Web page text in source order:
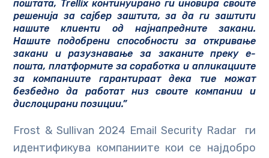
поштата, Trellix континуирано ги иновира своите
решенија за сајбер заштита, за да ги заштити
нашите клиенти од најнапредните закани.
Нашите подобрени способности за откривање
закани и разузнавање за заканите преку е-
пошта, платформите за соработка и апликациите
за компаниите гарантираат дека тие можат
безбедно да работат низ своите компании и
дислоцирани позиции.”
Frost & Sullivan 2024 Email Security Radar ги
идентификува компаниите кои се најдобро